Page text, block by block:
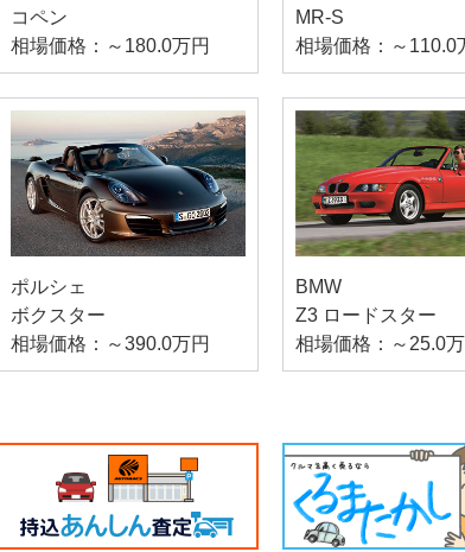
コペン
相場価格：～180.0万円
MR-S
相場価格：～110.0
ポルシェ
ボクスター
相場価格：～390.0万円
BMW
Z3 ロードスター
相場価格：～25.0